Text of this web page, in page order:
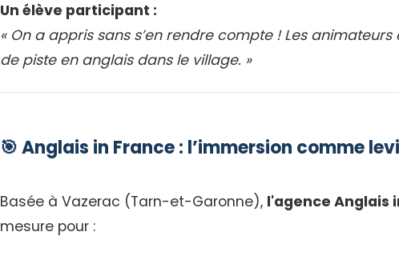
Un élève participant :
« On a appris sans s’en rendre compte ! Les
de piste en anglais dans le village. »
🎯 Anglais in France : l’immersion comme
Basée à Vazerac (Tarn-et-Garonne), l'agence Anglais
mesure pour :